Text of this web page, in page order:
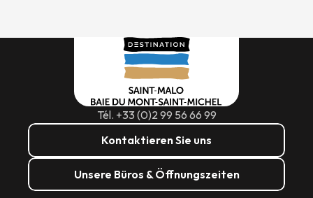
Tél. +33 (0)2 99 56 66 99
Kontaktieren Sie uns
Unsere Büros & Öffnungszeiten